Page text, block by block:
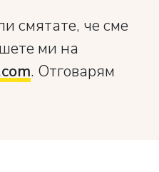
смятате, че сме
ми на
. Отговарям